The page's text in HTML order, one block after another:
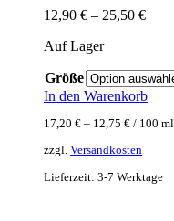
12,90 € – 25,50 €
Auf Lager
Größe
In den Warenkorb
17,20 € – 12,75 € / 100 ml
zzgl. Versandkosten
Lieferzeit: 3-7 Werktage